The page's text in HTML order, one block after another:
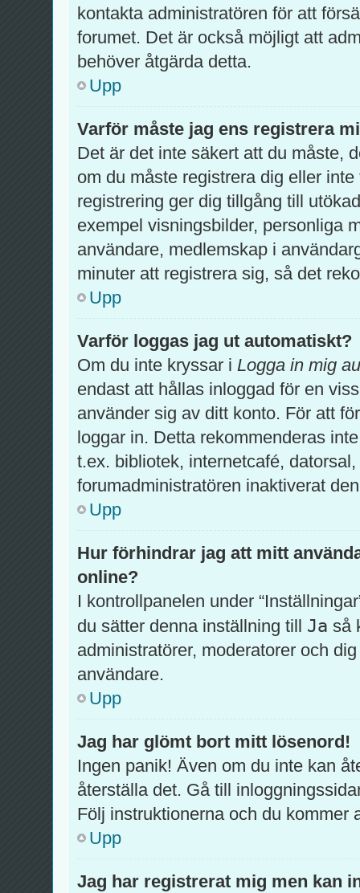
kontakta administratören för att
forumet. Det är också möjligt att
behöver åtgärda detta.
Upp
Varför måste jag ens registrera
Det är det inte säkert att du måste,
om du måste registrera dig eller
registrering ger dig tillgång till
exempel visningsbilder, personliga
användare, medlemskap i
minuter att registrera sig, så det
Upp
Varför loggas jag ut automatiskt?
Om du inte kryssar i Logga in mig
endast att hållas inloggad för en
använder sig av ditt konto. För att
loggar in. Detta rekommenderas
t.ex. bibliotek, internetcafé,
forumadministratören inaktiverat
Upp
Hur förhindrar jag att mitt
online?
I kontrollpanelen under
du sätter denna inställning till Ja så
administratörer, moderatorer och
användare.
Upp
Jag har glömt bort mitt lösenord!
Ingen panik! Även om du inte kan
återställa det. Gå till
Följ instruktionerna och du kommer
Upp
Jag har registrerat mig men kan